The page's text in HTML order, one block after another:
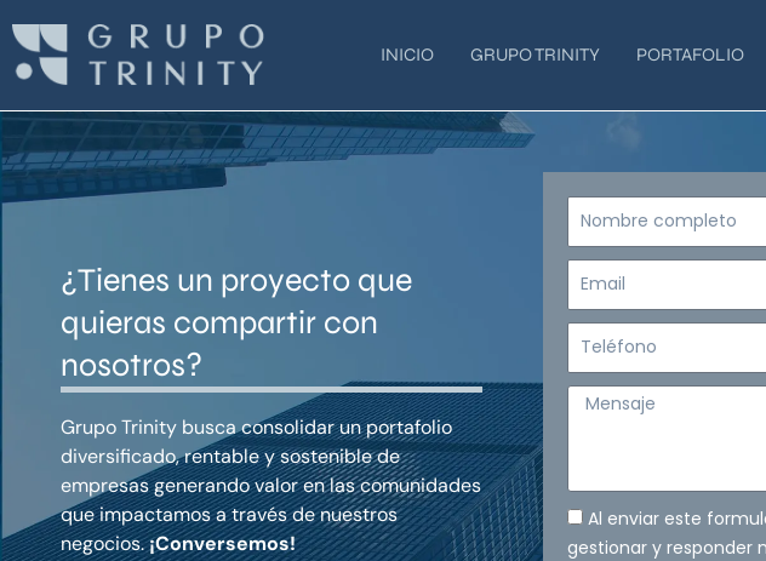
contenido
INICIO GRUPO TRINITY PORTAFOLIO
¿Tienes un proyecto que
quieras compartir con
nosotros?
Grupo Trinity busca consolidar un portafolio
diversificado, rentable y sostenible de
empresas generando valor en las comunidades
que impactamos a través de nuestros
negocios.¡Conversemos!
Nombre
Email
Teléfono
Mensaje
Al enviar este
gestionar y responder